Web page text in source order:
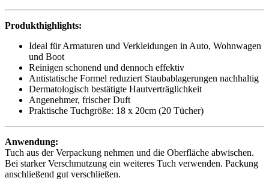
Produkthighlights:
Ideal für Armaturen und Verkleidungen in Auto, Wohnwagen
und Boot
Reinigen schonend und dennoch effektiv
Antistatische Formel reduziert Staubablagerungen nachhaltig
Dermatologisch bestätigte Hautverträglichkeit
Angenehmer, frischer Duft
Praktische Tuchgröße: 18 x 20cm (20 Tücher)
Anwendung:
Tuch aus der Verpackung nehmen und die Oberfläche abwischen.
Bei starker Verschmutzung ein weiteres Tuch verwenden. Packung
anschließend gut verschließen.